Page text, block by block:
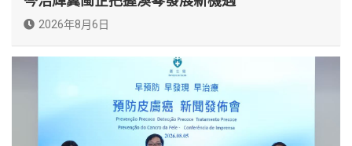
2026年8月6日